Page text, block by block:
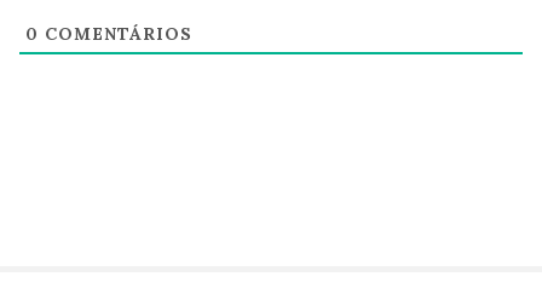
0 COMENTÁRIOS